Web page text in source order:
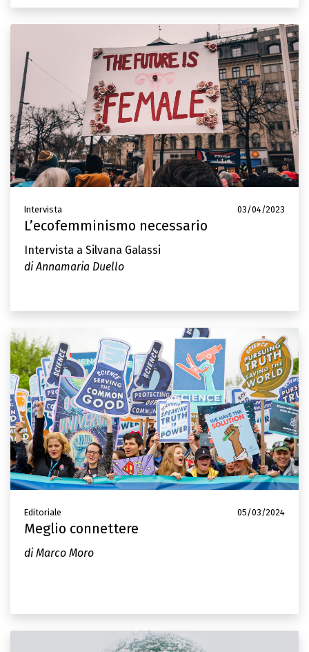
Intervista 03/04/2023
L’ecofemminismo necessario
Intervista a Silvana Galassi
di Annamaria Duello
Editoriale 05/03/2024
Meglio connettere
di Marco Moro